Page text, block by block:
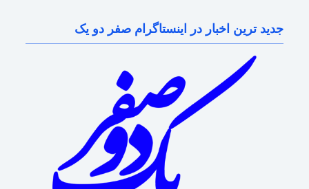
جدید ترین اخبار در اینستاگرام صفر دو یک